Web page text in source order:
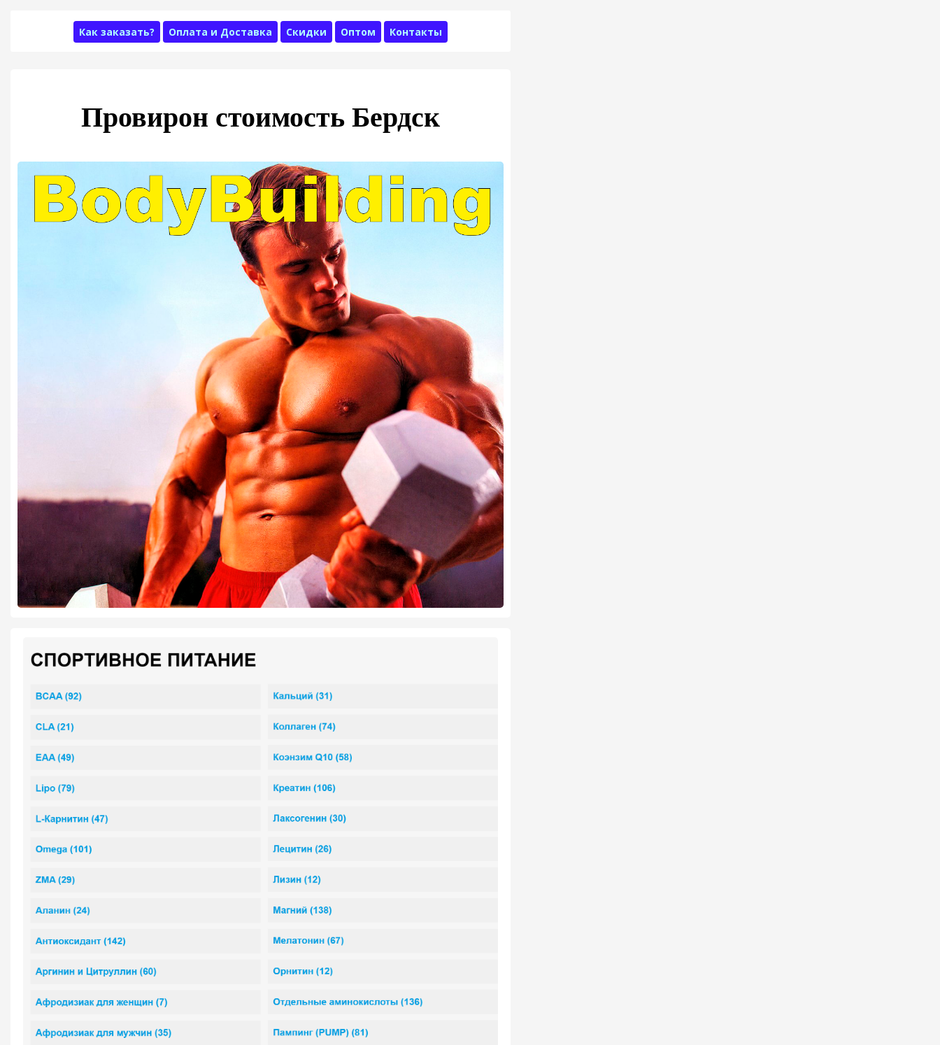
Как заказать? Оплата и Доставка Скидки Оптом Контакты
Провирон стоимость Бердск